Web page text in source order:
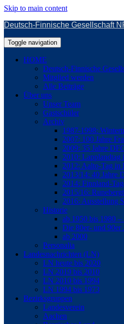
Skip to main content
Deutsch-Finnische Gesellschaft
Toggle navigation
HOME
Deutsch-Finnische
Mitglied werden
Alle Beiträge
Über uns
Unser Team
Gastschüler
Archiv
1987-1998:
2007: 100 Jahre
2009: 35 Jahre
2010: Lapplandtag
2012: Aalto-Tag in
2013/14: 40 Jahre
2014: Finnland-
2015/16:
2016: Ausstellung
Historie
ab 1950 bis 1980
Die 80er- und 90er
ab 2000
Personalia
Landesnachrichten (LN)
LN heute bis 2020
LN 2019 bis 2010
LN 2010 bis 1994
LN 1994 bis 1973
Bezirksgruppen
Landesverein
Aachen